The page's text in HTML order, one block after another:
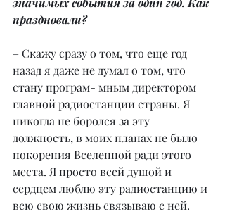
праздновали?
– Скажу сразу о том, что еще год
назад я даже не думал о том, что
стану програм- мным директором
главной радиостанции страны. Я
никогда не боролся за эту
должность, в моих планах не было
покорения Вселенной ради этого
места. Я просто всей душой и
сердцем люблю эту радиостанцию и
всю свою жизнь связываю с ней.